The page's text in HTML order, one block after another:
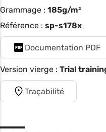
Grammage : 185g/m²
Référence : sp-s178x
Documentation PDF
Version vierge : Trial
Traçabilité